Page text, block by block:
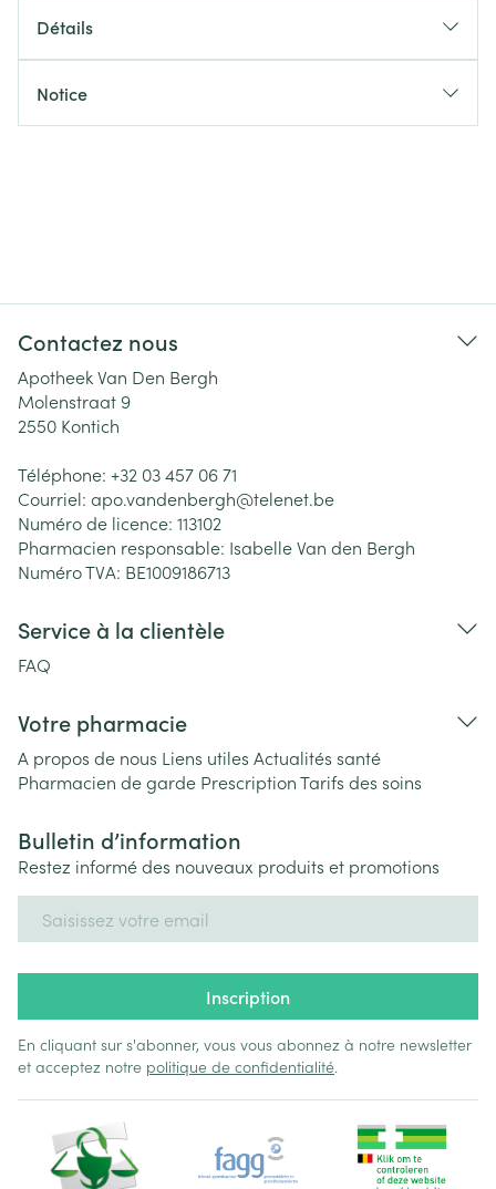
Détails
Notice
Contactez nous
Apotheek Van Den Bergh
Molenstraat 9
2550 Kontich
Téléphone: +32 03 457 06 71
Courriel: apo.vandenbergh@telenet.be
Numéro de licence: 113102
Pharmacien responsable: Isabelle Van den Bergh
Numéro TVA: BE1009186713
Service à la clientèle
FAQ
Votre pharmacie
A propos de nous Liens utiles Actualités santé
Pharmacien de garde PrescriptionTarifs des soins
Bulletin d’information
Restez informé des nouveaux produits et promotions
Inscription
En cliquant sur s'abonner, vous vous abonnez à notre newsletter
et acceptez notre politique de confidentialité.